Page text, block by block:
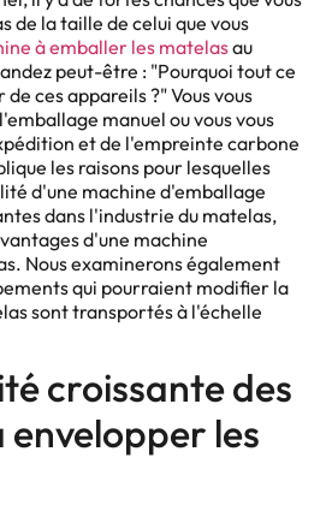
de la taille de celui que vous
à emballer les matelasau
peut-être : "Pourquoi tout ce
ces appareils ?" Vous vous
manuel ou vous vous
et de l'empreinte carbone
les raisons pour lesquelles
d'une machine d'emballage
dans l'industrie du matelas,
d'une machine
Nous examinerons également
qui pourraient modifier la
sont transportés à l'échelle
croissante des
envelopper les